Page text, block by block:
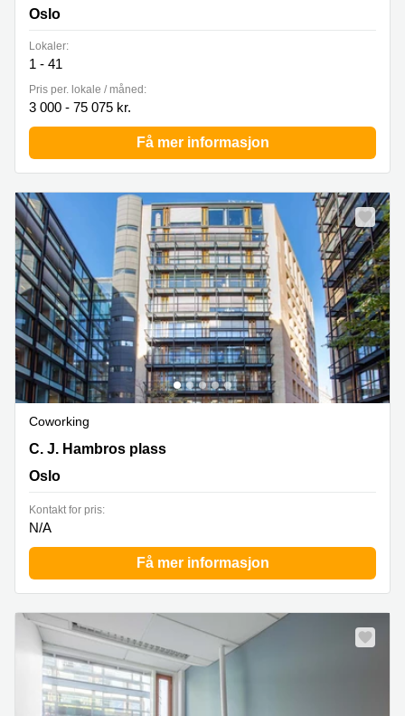
Oslo
Lokaler:
1 - 41
Pris per. lokale / måned:
3 000 - 75 075 kr.
Få mer informasjon
Coworking
C.J. Hambros Plass 2c, Oslo
C. J. Hambros plass
Oslo
Kontakt for pris:
N/A
Få mer informasjon